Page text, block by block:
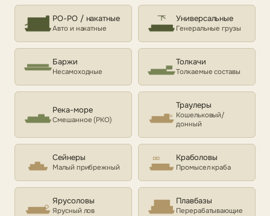
РО-РО / накатные
Авто и накатные
Универсальные
Генеральные грузы
Баржи
Несамоходные
Толкачи
Толкаемые составы
Река-море
Смешанное (РКО)
Траулеры
Кошельковый/
донный
Сейнеры
Малый прибрежный
Краболовы
Промысел краба
Ярусоловы
Ярусный лов
Плавбазы
Перерабатывающие